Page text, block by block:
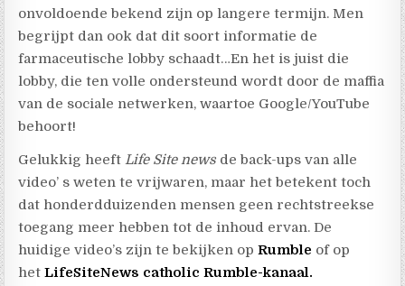
onvoldoende bekend zijn op langere termijn. Men
begrijpt dan ook dat dit soort informatie de
farmaceutische lobby schaadt…En het is juist die
lobby, die ten volle ondersteund wordt door de maffia
van de sociale netwerken, waartoe Google/YouTube
behoort!
Gelukkig heeftLife Site news de back-ups van alle
video’ s weten te vrijwaren, maar het betekent toch
dat honderdduizenden mensen geen rechtstreekse
toegang meer hebben tot de inhoud ervan. De
huidige video’s zijn te bekijken opRumble of op
hetLifeSiteNews catholic Rumble-kanaal.